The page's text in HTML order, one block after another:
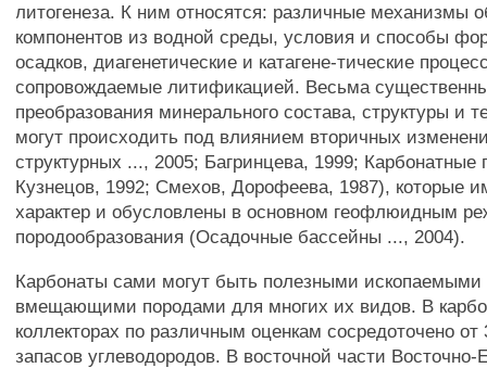
литогенеза. К ним относятся: различные механизмы
компонентов из водной среды, условия и способы
осадков, диагенетические и катагене-тические
сопровождаемые литификацией. Весьма
преобразования минерального состава, структуры и
могут происходить под влиянием вторичных
структурных ..., 2005; Багринцева, 1999;
Кузнецов, 1992; Смехов, Дорофеева, 1987), которые
характер и обусловлены в основном геофлюидным
породообразования (Осадочные бассейны ..., 2004).
Карбонаты сами могут быть полезными ископаемыми
вмещающими породами для многих их видов. В
коллекторах по различным оценкам сосредоточено
запасов углеводородов. В восточной части Восточно-